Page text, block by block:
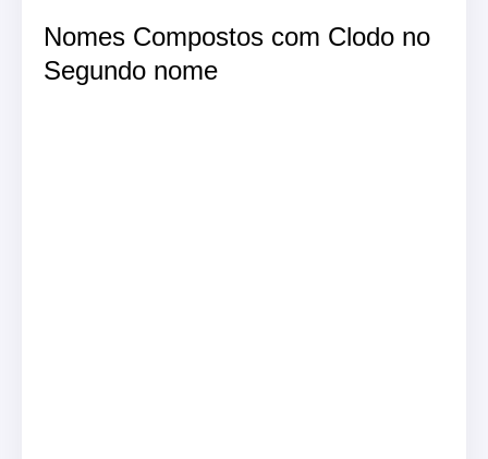
Nomes Compostos com Clodo no
Segundo nome